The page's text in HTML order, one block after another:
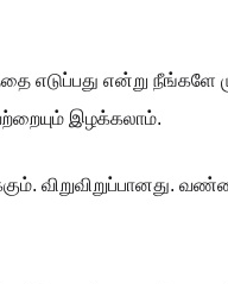
என்று நீங்களே
இழக்கலாம்.